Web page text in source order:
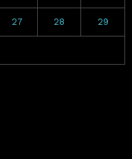
27 28 29